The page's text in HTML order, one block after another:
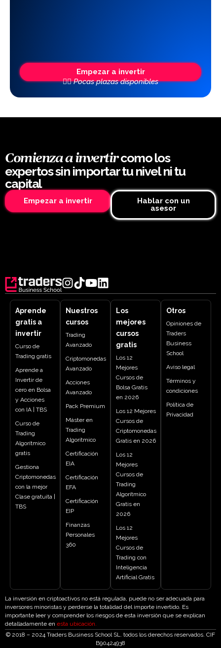
Empezar a invertir
👆🏼 Pocas plazas disponibles
Comienza a invertircomo los
expertos sin importar tu nivel ni tu
capital
Empezar a invertir
Hablar con un
asesor
Aprende
gratis a
invertir
Curso de
Trading gratis
Aprende a
Invertir de
cero en Bolsa
y Acciones
con IA | TBS
Curso de
Trading
Algorítmico
gratis
Gestiona
Criptomonedas
con la mejor
Clase gratuita |
TBS
Nuestros
cursos
Trading
Avanzado
Criptomonedas
Avanzado
Acciones
Avanzado
Pack Premium
Máster en
Trading
Algorítmico
Certificación
EIA
Certificación
EFA
Certificación
EIP
Finanzas
Personales
360
Los
mejores
cursos
gratis
Los 12
Mejores
Cursos de
Bolsa Gratis
en 2026
Los 12 Mejores
Cursos de
Criptomonedas
Gratis en 2026
Los 12
Mejores
Cursos de
Trading
Algorítmico
Gratis en
2026
Los 12
Mejores
Cursos de
Trading con
Inteligencia
Artificial Gratis
Otros
Opiniones de
Traders
Business
School
Aviso legal
Términos y
condiciones
Política de
Privacidad
La inversión en criptoactivos no está regulada, puede no ser adecuada para
inversores minoristas y perderse la totalidad del importe invertido. Es
importante leer y comprender los riesgos de esta inversión que se explican
detalladamente en esta ubicación.
© 2018 – 2024 Traders Business School SL. todos los derechos reservados. CIF
B90424938